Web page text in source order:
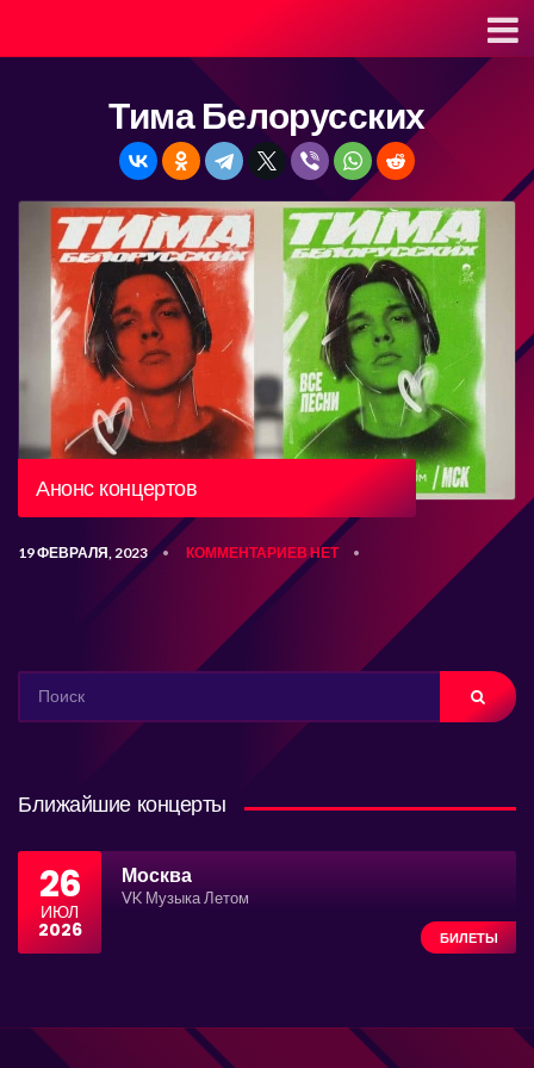
Тима Белорусских
Анонс концертов
19 ФЕВРАЛЯ, 2023 • КОММЕНТАРИЕВ НЕТ •
FOR:
Ближайшие концерты
26
ИЮЛ
2026
Москва
VK Музыка Летом
БИЛЕТЫ